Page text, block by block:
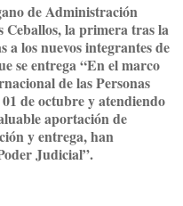
de Administración
Ceballos, la primera tras la
a los nuevos integrantes de
se entrega “En el marco
de las Personas
de octubre y atendiendo
aportación de
y entrega, han
Judicial”.